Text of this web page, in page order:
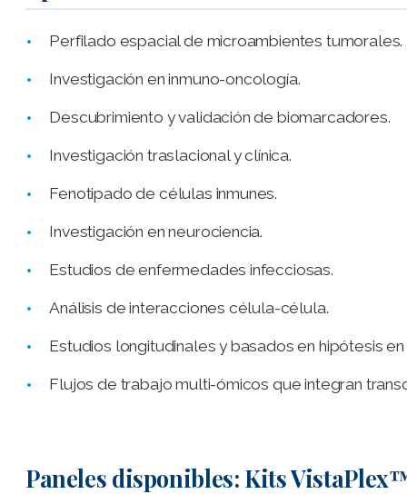
Perfilado espacial de microambientes tumorales.
Investigación en inmuno-oncología.
Descubrimiento y validación de biomarcadores.
Investigación traslacional y clínica.
Fenotipado de células inmunes.
Investigación en neurociencia.
Estudios de enfermedades infecciosas.
Análisis de interacciones célula-célula.
Estudios longitudinales y basados en hipótesis
Flujos de trabajo multi-ómicos que integran
Paneles disponibles: Kits